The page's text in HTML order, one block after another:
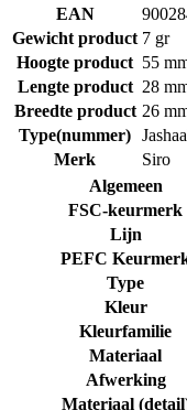
EAN
Gewicht product 7 gr
Hoogte product 55
Lengte product 28
Breedte product 26
Type(nummer)
Merk
Siro
Algemeen
FSC-keurmerk
Lijn
PEFC
Type
Kleur
Kleurfamilie
Materiaal
Afwerking
Materiaal